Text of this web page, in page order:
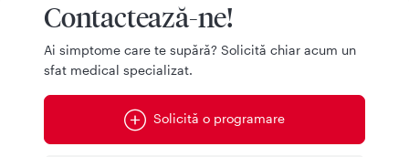
Contactează-ne!
Ai simptome care te supără? Solicită chiar acum un
sfat medical specializat.
Solicită o programare